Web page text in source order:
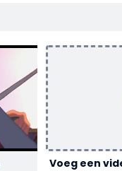
Voeg een